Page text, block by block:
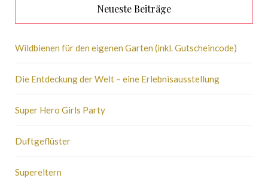
Neueste Beiträge
Wildbienen für den eigenen Garten (inkl. Gutscheincode)
Die Entdeckung der Welt – eine Erlebnisausstellung
Super Hero Girls Party
Duftgeflüster
Supereltern